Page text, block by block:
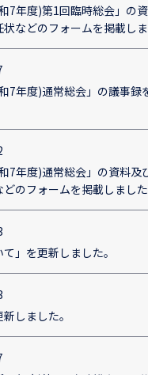
7年度)第1回臨時総会」の
などのフォームを掲載しま
7年度)通常総会」の議事録
7年度)通常総会」の資料及
のフォームを掲載しました
て」を更新しました。
新しました。